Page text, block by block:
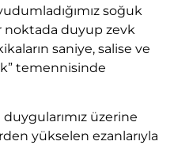
soğuk
noktada duyup zevk
saniye, salise ve
temennisinde
üzerine
yükselen ezanlarıyla